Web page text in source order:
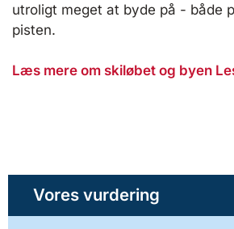
utroligt meget at byde på - både
pisten.
Læs mere om skiløbet og byen
Vores vurdering